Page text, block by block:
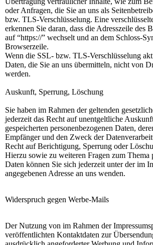
oder Anfragen, die Sie an uns als
bzw. TLS-Verschlüsselung. Eine
erkennen Sie daran, dass die Adresszeile des
auf “https://” wechselt und an dem Schloss-
Browserzeile.
Wenn die SSL- bzw. TLS-Verschlüsselung
Daten, die Sie an uns übermitteln, nicht von
werden.
Auskunft, Sperrung, Löschung
Sie haben im Rahmen der geltenden
jederzeit das Recht auf unentgeltliche
gespeicherten personenbezogenen Daten,
Empfänger und den Zweck der
Recht auf Berichtigung, Sperrung oder
Hierzu sowie zu weiteren Fragen zum Thema
Daten können Sie sich jederzeit unter der im
angegebenen Adresse an uns wenden.
Widerspruch gegen Werbe-Mails
Der Nutzung von im Rahmen der
veröffentlichten Kontaktdaten zur